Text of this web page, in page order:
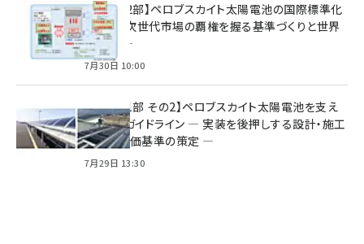
特集【第2部】ペロブスカイト太陽電池の国際標準化
戦略 ― 次世代市場の覇権を握る基準づくりと世界
の動向 ―
7月30日 10:00
特集【第1部 その2】ペロブスカイト太陽電池を支え
る2つのガイドライン ― 実装を後押しする設計・施工
方針と評価基準の策定 ―
7月29日 13:30